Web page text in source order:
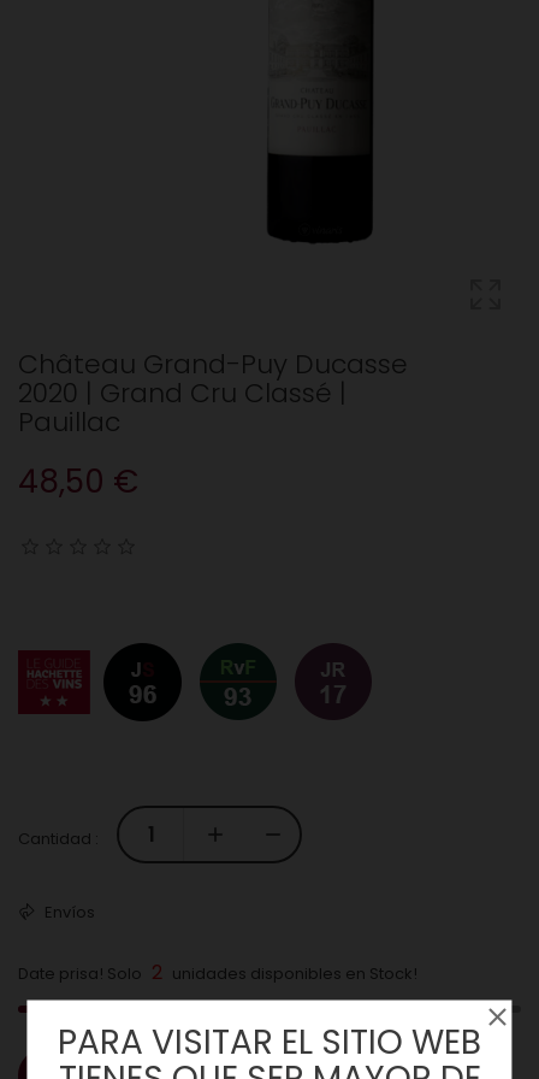
Château Grand-Puy Ducasse
2020 | Grand Cru Classé |
Pauillac
48,50 €
Cantidad :
Envíos
Date prisa! Solo 2 unidades disponibles en Stock!
PARA VISITAR EL SITIO WEB